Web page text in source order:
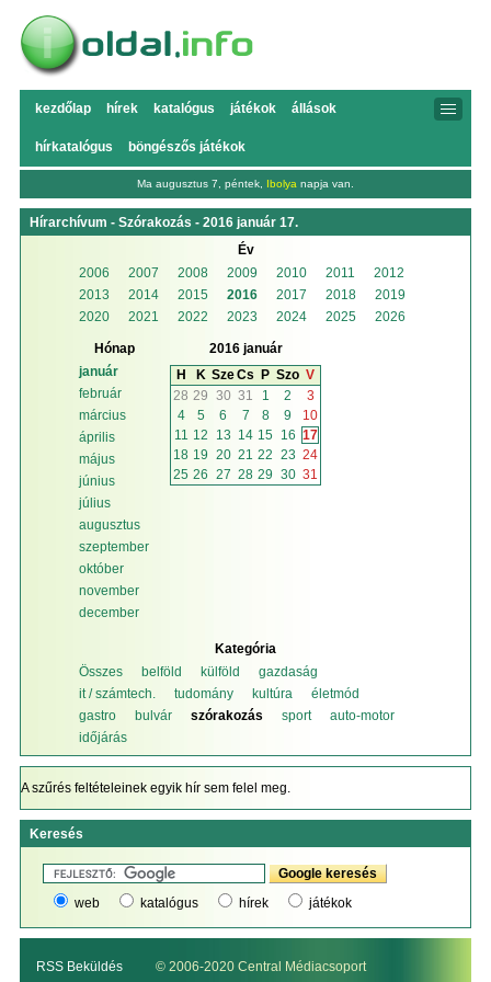
kezdőlap hírek katalógus játékok állások
hírkatalógus böngészős játékok
Ma augusztus 7, péntek, Ibolya napja van.
Hírarchívum - Szórakozás - 2016 január 17.
Év
2006
2007 2008 2009 2010 2011
2012
2013
2014 2015 2016 2017 2018
2019
2020
2021 2022 2023 2024 2025 2026
Hónap
január
február
március
április
május
június
július
augusztus
szeptember
október
november
december
2016 január
H
K SzeCs P Szo V
28 29 30 31 1 2
3
4
5 6 7 8 9
10
11 12 13 14 15 16 17
18 19 20 21 22 23 24
25 26 27 28 29 30 31
Kategória
Összes
belföld külföld
gazdaság
it / számtech.
tudomány kultúra
életmód
gastro
bulvár szórakozás sport
auto-motor
időjárás
A szűrés feltételeinek egyik hír sem felel meg.
Keresés
web katalógus hírek játékok
RSS Beküldés © 2006-2020 Central Médiacsoport